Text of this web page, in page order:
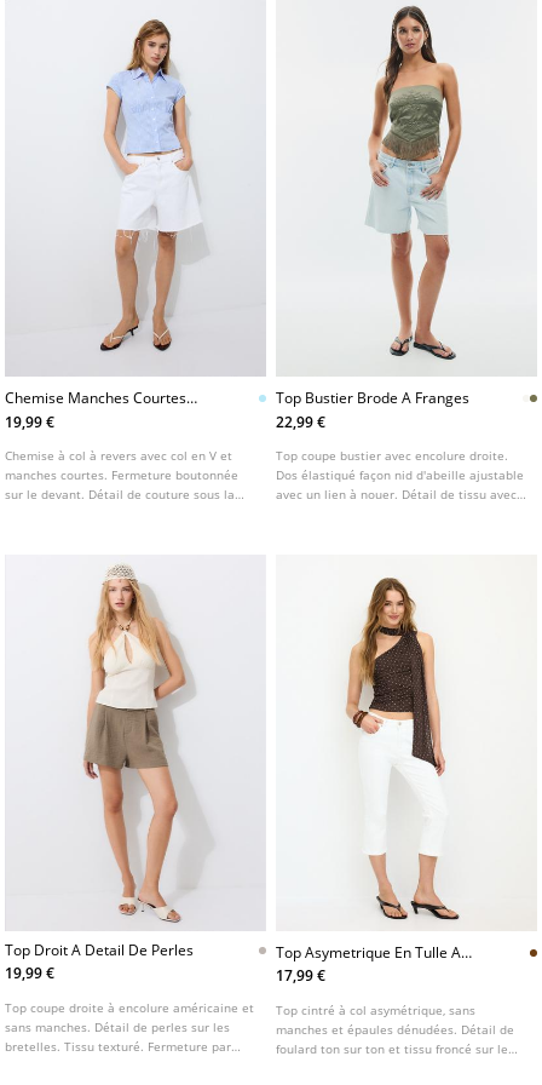
Chemise Manches Courtes
Coupee Sous La Poitrine
19,99 €
Chemise à col à revers avec col en V et
manches courtes. Fermeture boutonnée
sur le devant. Détail de couture sous la
Top Bustier Brode A Franges
22,99 €
Top coupe bustier avec encolure droite.
Dos élastiqué façon nid d'abeille ajustable
avec un lien à nouer. Détail de tissu avec
Top Droit A Detail De Perles
19,99 €
Top coupe droite à encolure américaine et
sans manches. Détail de perles sur les
bretelles. Tissu texturé. Fermeture par
Top Asymetrique En Tulle A
Pois Et Foulard Au Cou
17,99 €
Top cintré à col asymétrique, sans
manches et épaules dénudées. Détail de
foulard ton sur ton et tissu froncé sur le